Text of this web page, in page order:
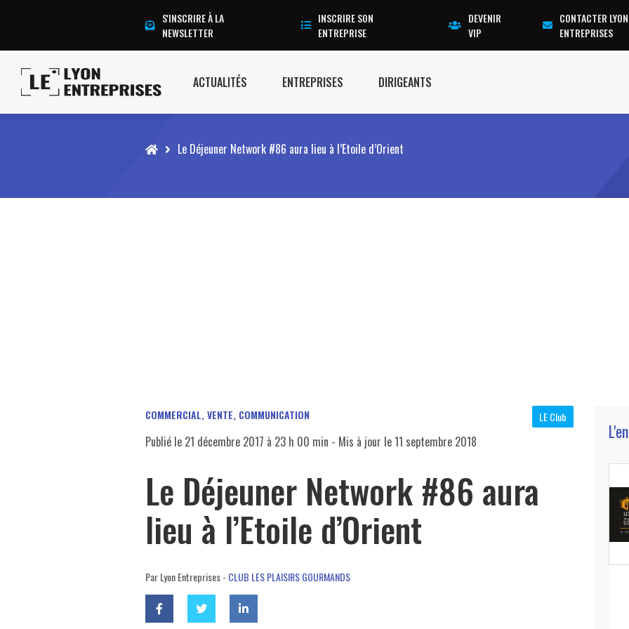
S'INSCRIRE À LA
NEWSLETTER
INSCRIRE SON
ENTREPRISE
DEVENIR
VIP
CONTACTER LYON
ENTREPRISES
ACTUALITÉS ENTREPRISES DIRIGEANTS
Accueil Le Déjeuner Network #86 aura lieu à l’Etoile d’Orient
LE Club
COMMERCIAL, VENTE, COMMUNICATION
Publié le 21 décembre 2017 à 23 h 00 min - Mis à jour le11 septembre 2018
Le Déjeuner Network #86 aura
lieu à l’Etoile d’Orient
Par Lyon Entreprises - CLUB LES PLAISIRS GOURMANDS